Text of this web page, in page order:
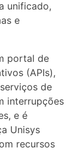
unificado,
e
portal de
(APIs),
de
interrupções
e é
Unisys
recursos